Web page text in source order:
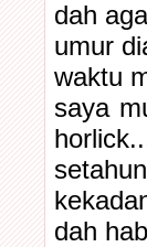
dah
umur
waktu
saya
dah